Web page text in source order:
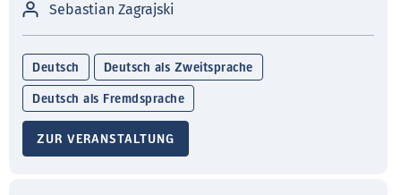
Sebastian Zagrajski
Deutsch Deutsch als Zweitsprache
Deutsch als Fremdsprache
ZUR VERANSTALTUNG